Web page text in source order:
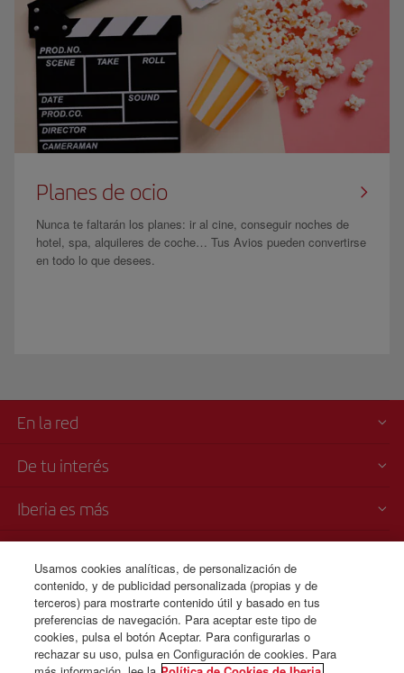
Planes de ocio
Nunca te faltarán los planes: ir al cine, conseguir noches de
hotel, spa, alquileres de coche… Tus Avios pueden convertirse
en todo lo que desees.
En la red
De tu interés
Iberia es más
Venta telefónica
+506 4036 0069
Lunes a domingo 00:00 - 24:00 horas ( español e inglés).
Usamos cookies analíticas, de personalización de
contenido, y de publicidad personalizada (propias y de
terceros) para mostrarte contenido útil y basado en tus
preferencias de navegación. Para aceptar este tipo de
cookies, pulsa el botón Aceptar. Para configurarlas o
rechazar su uso, pulsa en Configuración de cookies. Para